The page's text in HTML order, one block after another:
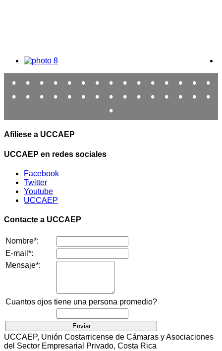
• • • • • • • • • • • • • •
•
•
• • • • • • • • • • • • •
•
•
Afíliese a UCCAEP
UCCAEP en redes sociales
Facebook
Twitter
Youtube
UCCAEP
Contacte a UCCAEP
Nombre*:
E-mail*:
Mensaje*:
Cuantos ojos tiene una persona promedio?
UCCAEP, Unión Costarricense de Cámaras y Asociaciones
del Sector Empresarial Privado, Costa Rica